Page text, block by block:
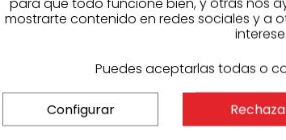
al agua (ciclos húmedo y seco).
con SikaSwell® A-2010.
mostrarte contenido en redes sociales y a
interese.
Puedes aceptarlas todas o
Configurar